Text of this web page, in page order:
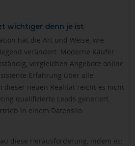
wichtiger denn je ist
hat die Art und Weise, wie
verändert. Moderne Käufer
vergleichen Angebote online
Erfahrung über alle
dieser neuen Realität reicht es nicht
qualifizierte Leads generiert,
in einem Datensilo
diese Herausforderung, indem es: